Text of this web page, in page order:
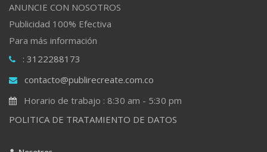
ANUNCIE CON NOSOTROS
Publicidad 100% Efectiva
Para más información
: 3122288173
contacto@publirecreate.com.co
Horario de trabajo : 8:30 am - 5:30 pm
POLITICA DE TRATAMIENTO DE DATOS